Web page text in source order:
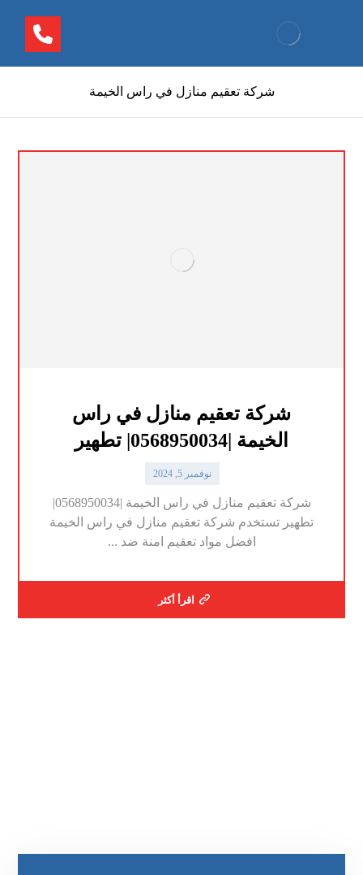
شركة تعقيم منازل في راس الخيمة
شركة تعقيم منازل في راس
الخيمة |0568950034| تطهير
نوفمبر 5, 2024
شركة تعقيم منازل في راس الخيمة |0568950034|
تطهير تستخدم شركة تعقيم منازل في راس الخيمة
افضل مواد تعقيم امنة ضد ...
اقرأ أكثر